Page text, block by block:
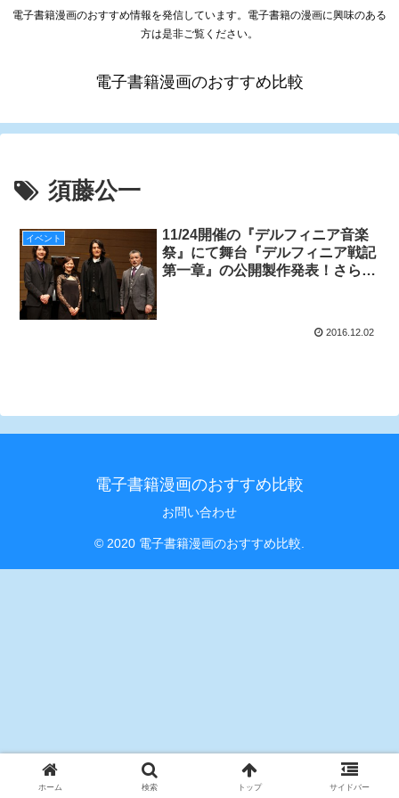
電子書籍漫画のおすすめ情報を発信しています。電子書籍の漫画に興味のある
方は是非ご覧ください。
電子書籍漫画のおすすめ比較
須藤公一
イベント
11/24開催の『デルフィニア音楽
祭』にて舞台『デルフィニア戦記
第一章』の公開製作発表！さらに
2016.12.02
電子書籍漫画のおすすめ比較
お問い合わせ
© 2020 電子書籍漫画のおすすめ比較.
ホーム 検索 トップ サイドバー